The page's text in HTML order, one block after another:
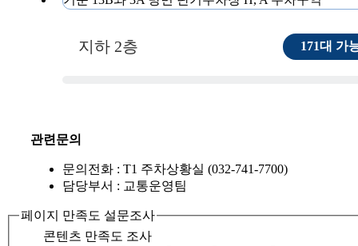
지하 2층 171대 가
관련문의
문의전화 : T1 주차상황실 (032-741-7700)
담당부서 : 교통운영팀
페이지 만족도 설문조사
콘텐츠 만족도 조사